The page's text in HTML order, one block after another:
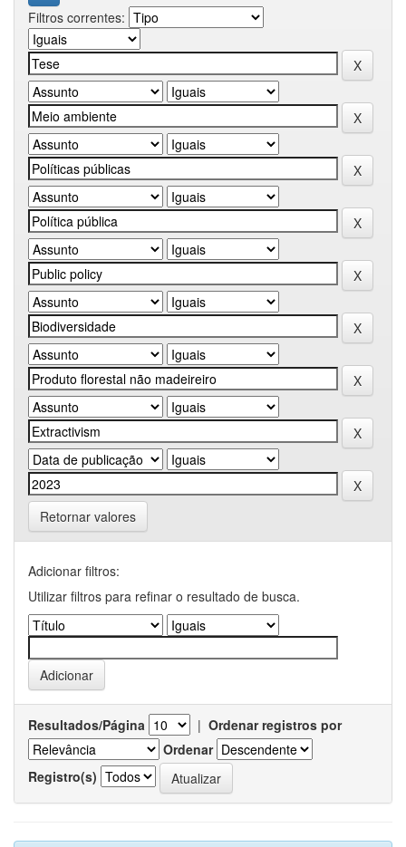
Filtros correntes:
Retornar valores
Adicionar filtros:
Utilizar filtros para refinar o resultado de busca.
Resultados/Página | Ordenar registros por
Ordenar
Registro(s)